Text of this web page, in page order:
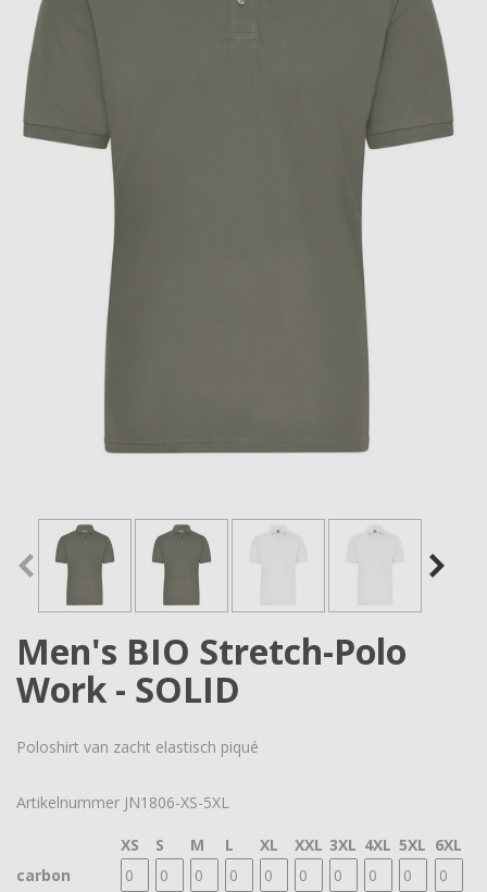
Men's BIO Stretch-Polo
Work - SOLID
Poloshirt van zacht elastisch piqué
Artikelnummer JN1806-XS-5XL
XS S M L XL XXL 3XL 4XL 5XL 6XL
carbon